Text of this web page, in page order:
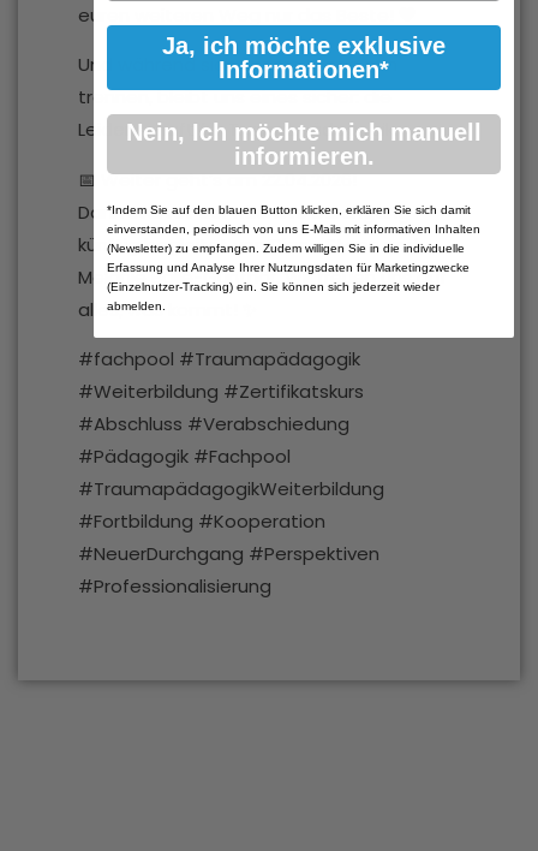
euren weiteren Weg nur das Beste! 💛
Und während sich unsere Wege nun
trennen, bleibt uns eines sicher: die
Leidenschaft für Traumapädagogik.
📅 Weiter geht’s am 22.04.2026!
Dann startet der nächste Durchgang –
künftig begleitet von Diana Steen und
Melanie Balle-Günthör. Wir freuen uns auf
alles, was kommt! ✨
#fachpool #Traumapädagogik
#Weiterbildung #Zertifikatskurs
#Abschluss #Verabschiedung
#Pädagogik #Fachpool
#TraumapädagogikWeiterbildung
#Fortbildung #Kooperation
#NeuerDurchgang #Perspektiven
#Professionalisierung
Ja, ich möchte exklusive
Informationen*
Nein, Ich möchte mich manuell
informieren.
*Indem Sie auf den blauen Button klicken, erklären Sie sich damit
einverstanden, periodisch von uns E-Mails mit informativen Inhalten
(Newsletter) zu empfangen. Zudem willigen Sie in die individuelle
Erfassung und Analyse Ihrer Nutzungsdaten für Marketingzwecke
(Einzelnutzer-Tracking) ein. Sie können sich jederzeit wieder
abmelden.